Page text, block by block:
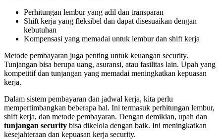
Perhitungan lembur yang adil dan transparan
Shift kerja yang fleksibel dan dapat disesuaikan dengan
kebutuhan
Kompensasi yang memadai untuk lembur dan shift kerja
Metode pembayaran juga penting untuk keuangan security.
Tunjangan bisa berupa uang, asuransi, atau fasilitas lain. Upah yang
kompetitif dan tunjangan yang memadai meningkatkan kepuasan
kerja.
Dalam sistem pembayaran dan jadwal kerja, kita perlu
mempertimbangkan beberapa hal. Ini termasuk perhitungan lembur,
shift kerja, dan metode pembayaran. Dengan demikian, upah dan
tunjangan security bisa dikelola dengan baik. Ini meningkatkan
kesejahteraan dan kepuasan kerja security.